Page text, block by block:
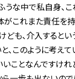
うな中で私自身
これまた責任を持
も、介入するとい
このように考え
ことなんですけ